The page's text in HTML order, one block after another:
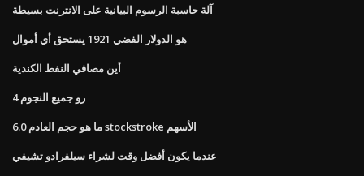
آلة حاسبة الرسوم البيانية على الانترنت بسيطة
هو الدولار الفضي 1921 يستحق أي أموال
أين مصافي النفط الكندية
رو جميع النجوم 4
ما هو حجم العادم 6.0 stockstroke الأسهم
عندما يكون أفضل وقت لشراء سيلفرادو تشيفي